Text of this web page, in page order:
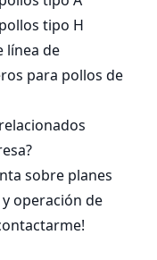
Bandeja de
alimentación para
pollos de engorde
Otro equipo